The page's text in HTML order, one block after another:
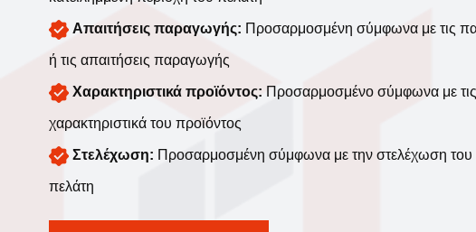
Απαιτήσεις παραγωγής: Προσαρμοσμένη σύμφωνα με τις
ή τις απαιτήσεις παραγωγής
Χαρακτηριστικά προϊόντος: Προσαρμοσμένο σύμφωνα με τις
χαρακτηριστικά του προϊόντος
Στελέχωση: Προσαρμοσμένη σύμφωνα με την στελέχωση του
πελάτη